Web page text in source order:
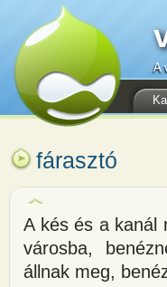
A
fárasztó
A kés és a kanál
városba,
állnak meg,